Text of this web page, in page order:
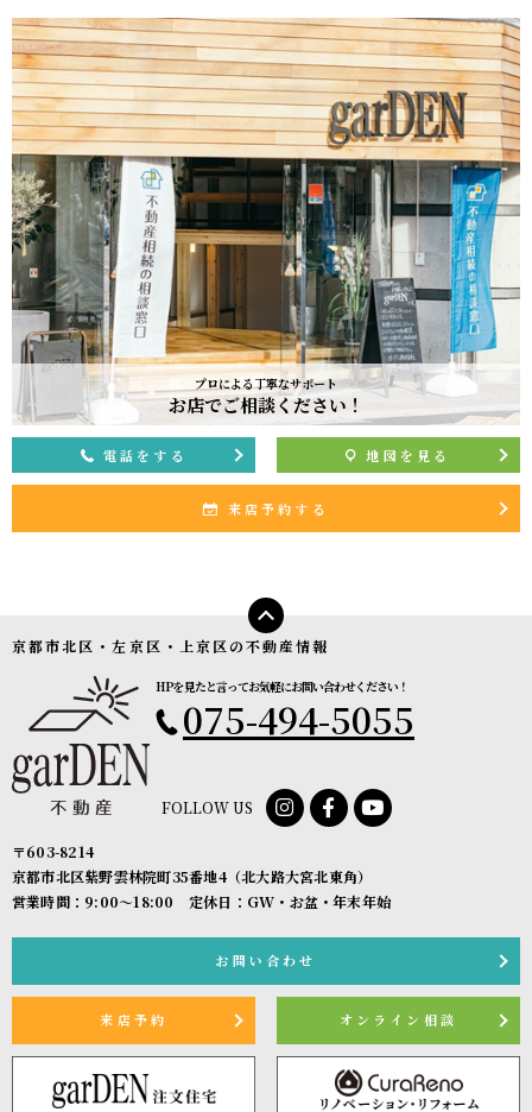
プロによる丁寧なサポート
お店でご相談ください！
電話をする 地図を見る
来店予約する
京都市北区・左京区・上京区の不動産情報
FOLLOW US
HPを見たと言ってお気軽にお問い合わせください！
075-494-5055
〒603-8214
京都市北区紫野雲林院町35番地4（北大路大宮北東角）
営業時間：9:00〜18:00 定休日：GW・お盆・年末年始
お問い合わせ
来店予約 オンライン相談